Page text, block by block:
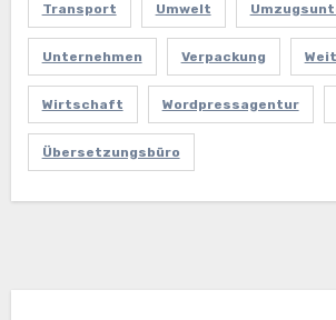
Transport Umwelt
Unternehmen Verpackung
Wirtschaft Wordpressagentur
Übersetzungsbüro